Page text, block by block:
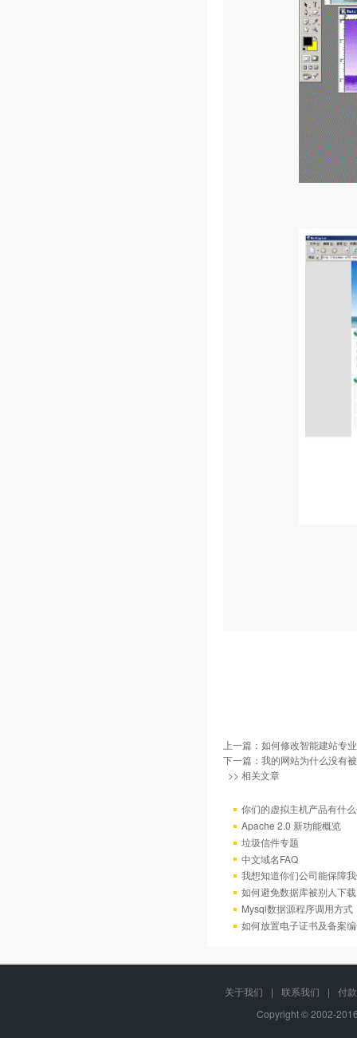
上一篇： 如何修改智能建站专
下一篇： 我的网站为什么没有
>> 相关文章
你们的虚拟主机产品有什
Apache 2.0 新功能概览
垃圾信件专题
中文域名FAQ
我想知道你们公司能保障
如何避免数据库被别人下
Mysql数据源程序调用方
如何放置电子证书及备案
关于我们 | 联系我们 |
付
Copyright © 2002-